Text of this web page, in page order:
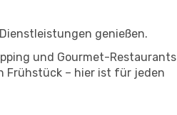
genießen.
und Gourmet-Restaurants
Frühstück – hier ist für jeden